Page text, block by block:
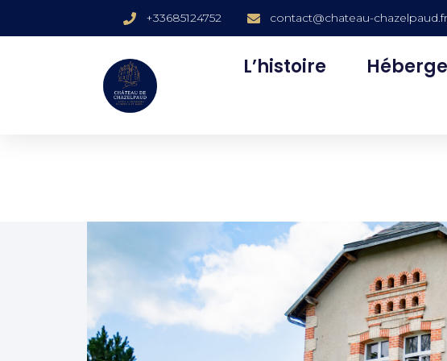
+33685124752 contact@chateau-chazelpaud.fr
L’histoire